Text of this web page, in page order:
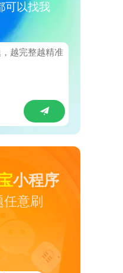
可以找我
小程序
意刷